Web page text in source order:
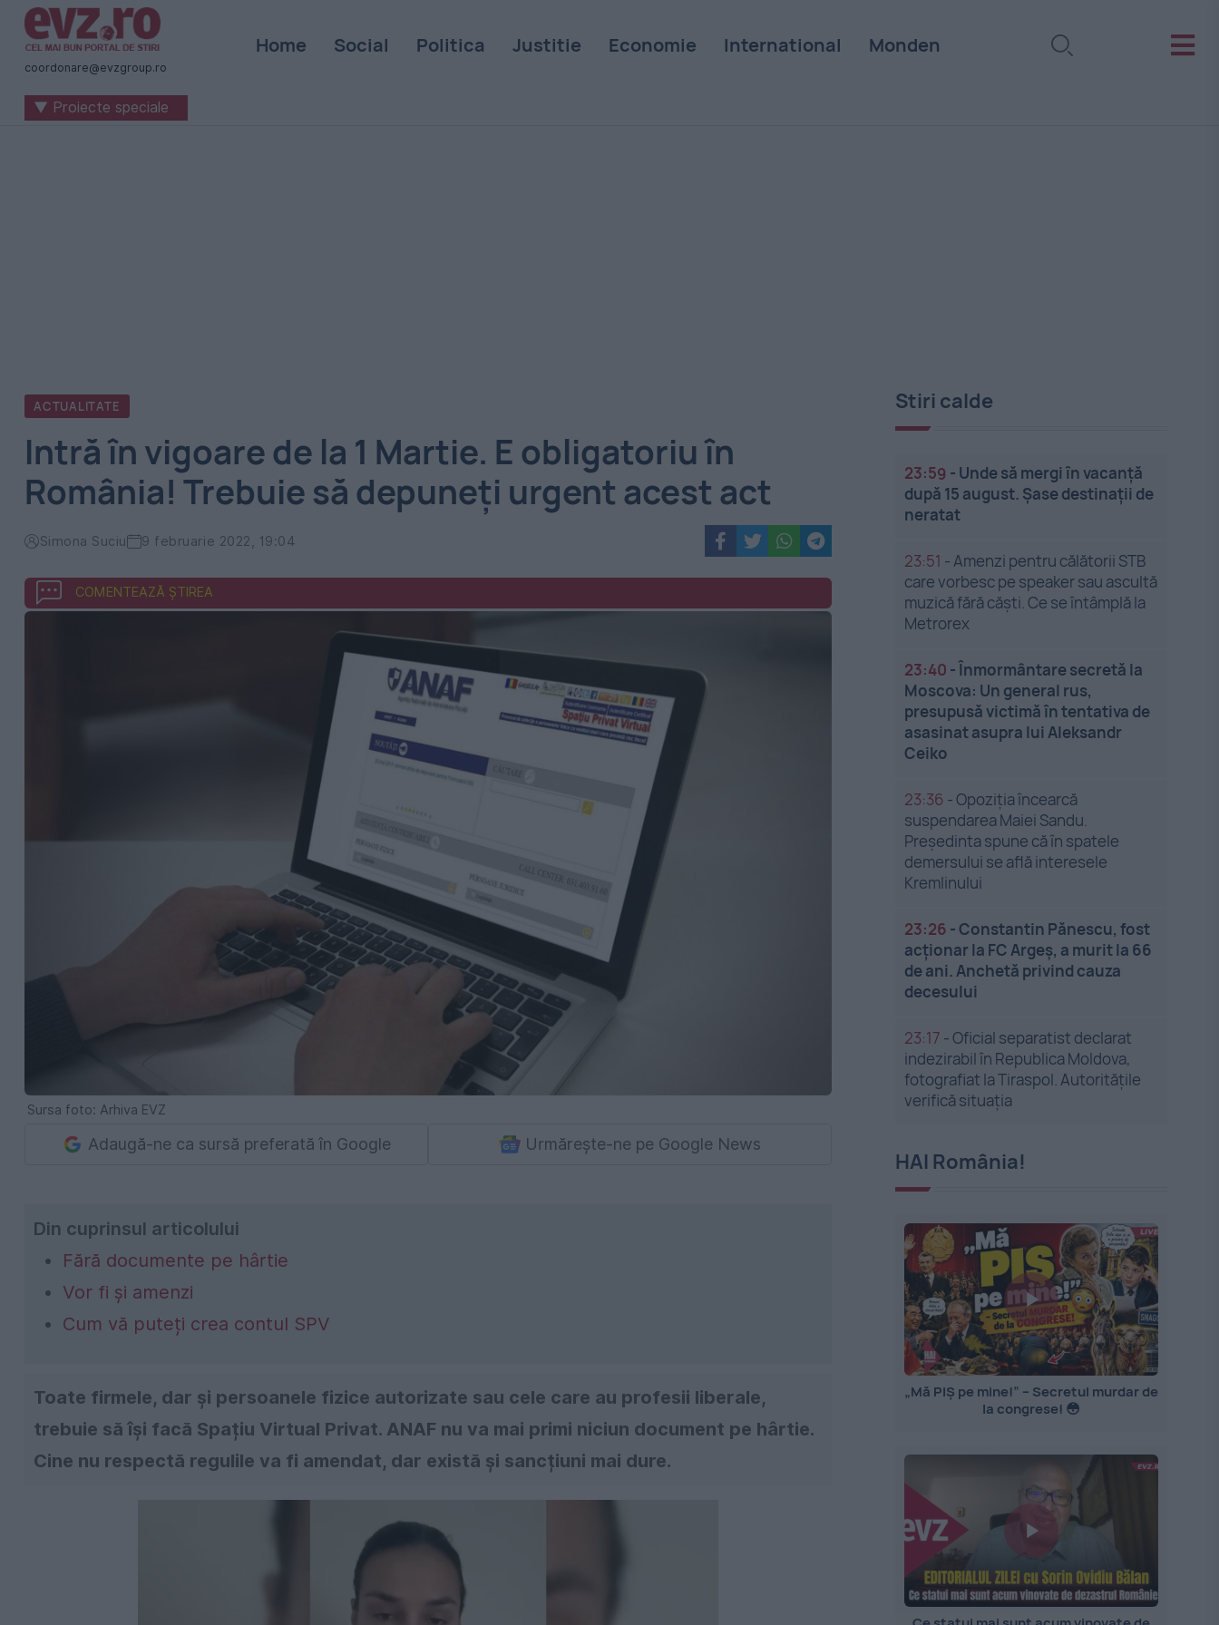
Știri
naționale
internaționale
coordonare@evzgroup.ro
Home Social Politica Justitie Economie International Monden
▼ Proiecte speciale
ACTUALITATE
Intră în vigoare de la 1 Martie. E obligatoriu în
România! Trebuie să depuneți urgent acest act
Simona Suciu 9 februarie 2022, 19:04
COMENTEAZĂ ȘTIREA
Sursa foto: Arhiva EVZ
Adaugă-ne ca sursă preferată în Google Urmărește-ne pe Google News
Din cuprinsul articolului
Fără documente pe hârtie
Vor fi și amenzi
Cum vă puteți crea contul SPV
Toate firmele, dar și persoanele fizice autorizate sau cele care au profesii liberale,
trebuie să își facă Spațiu Virtual Privat. ANAF nu va mai primi niciun document pe hârtie.
Cine nu respectă regulile va fi amendat, dar există și sancțiuni mai dure.
Stiri calde
23:59 - Unde să mergi în vacanță
după 15 august. Șase destinații de
neratat
23:51 -Amenzi pentru călătorii STB
care vorbesc pe speaker sau ascultă
muzică fără căști. Ce se întâmplă la
Metrorex
23:40 -Înmormântare secretă la
Moscova: Un general rus,
presupusă victimă în tentativa de
asasinat asupra lui Aleksandr
Ceiko
23:36 -Opoziția încearcă
suspendarea Maiei Sandu.
Președinta spune că în spatele
demersului se află interesele
Kremlinului
23:26 -Constantin Pănescu, fost
acționar la FC Argeș, a murit la 66
de ani. Anchetă privind cauza
decesului
23:17 -Oficial separatist declarat
indezirabil în Republica Moldova,
fotografiat la Tiraspol. Autoritățile
verifică situația
HAI România!
„Mă PIȘ pe mine!” – Secretul murdar de
la congrese! 😳